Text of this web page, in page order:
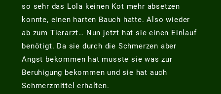
so sehr das Lola keinen Kot mehr absetzen
konnte, einen harten Bauch hatte. Also wieder
ab zum Tierarzt… Nun jetzt hat sie einen Einlauf
benötigt. Da sie durch die Schmerzen aber
Angst bekommen hat musste sie was zur
Beruhigung bekommen und sie hat auch
Schmerzmittel erhalten.